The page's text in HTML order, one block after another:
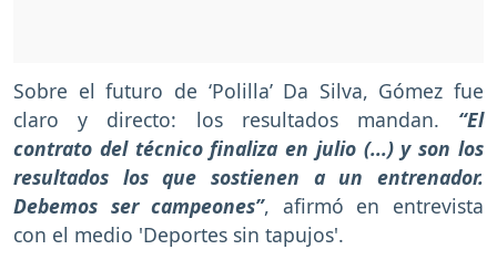
Sobre el futuro de ‘Polilla’ Da Silva, Gómez fue
claro y directo: los resultados mandan. “El
contrato del técnico finaliza en julio (...) y son los
resultados los que sostienen a un entrenador.
Debemos ser campeones”, afirmó en entrevista
con el medio 'Deportes sin tapujos'.